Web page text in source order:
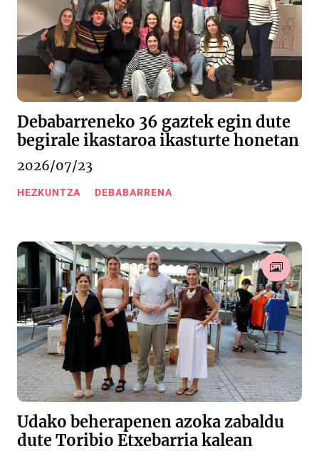
Debabarreneko 36 gaztek egin dute
begirale ikastaroa ikasturte honetan
2026/07/23
HEZKUNTZA DEBABARRENA
Udako beherapenen azoka zabaldu
dute Toribio Etxebarria kalean